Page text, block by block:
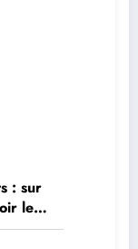
: sur
le